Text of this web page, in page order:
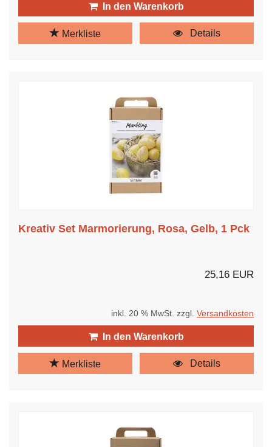
In den Warenkorb
Merkliste Details
Kreativ Set Marmorierung, Rosa, Gelb, 1 Pck
25,16 EUR
inkl. 20 % MwSt. zzgl. Versandkosten
In den Warenkorb
Merkliste Details